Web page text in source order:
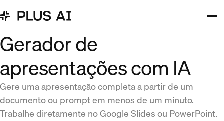
Gerador de
apresentações com IA
Gere uma apresentação completa a partir de um
documento ou prompt em menos de um minuto.
Trabalhe diretamente no Google Slides ou PowerPoint.